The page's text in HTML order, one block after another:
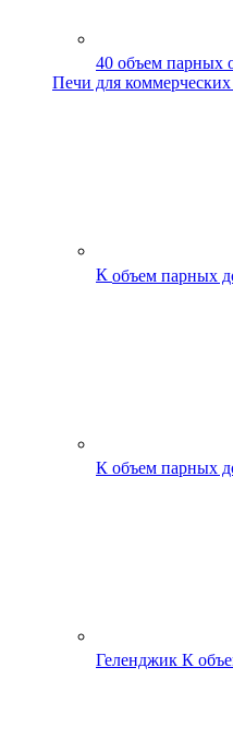
40 объем парных
Печи для коммерческих
К объем парных
К объем парных
Геленджик К